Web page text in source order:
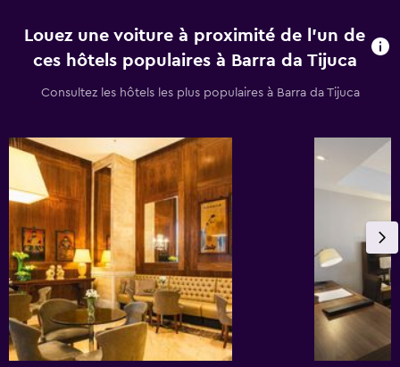
Louez une voiture à proximité de l’un de
ces hôtels populaires à Barra da Tijuca
Consultez les hôtels les plus populaires à Barra da Tijuca